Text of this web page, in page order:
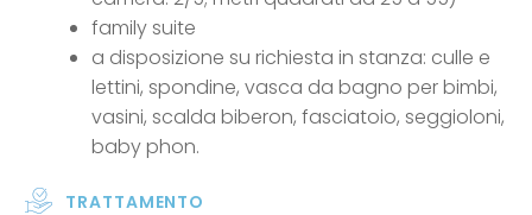
family suite
a disposizione su richiesta in stanza: culle e
lettini, spondine, vasca da bagno per bimbi,
vasini, scalda biberon, fasciatoio, seggioloni,
baby phon.
TRATTAMENTO